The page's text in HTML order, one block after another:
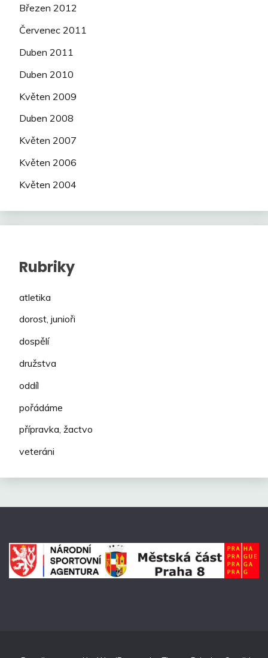
Březen 2012
Červenec 2011
Duben 2011
Duben 2010
Květen 2009
Duben 2008
Květen 2007
Květen 2006
Květen 2004
Rubriky
atletika
dorost, junioři
dospělí
družstva
oddíl
pořádáme
přípravka, žactvo
veteráni